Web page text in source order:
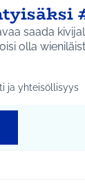
saada
olla
mukaan: Hyrylä
teeman
ja yhteisöllisyys